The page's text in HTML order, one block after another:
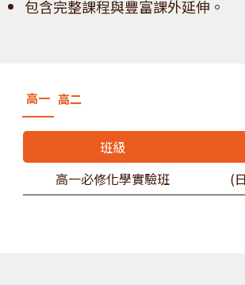
包含完整課程與豐富課外延伸。
高一 高二
班級
高一必修化學實驗班
(